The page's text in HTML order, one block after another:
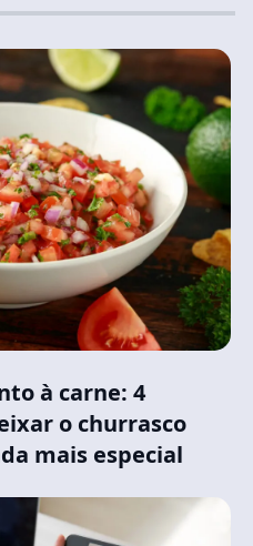
à carne: 4
o churrasco
mais especial